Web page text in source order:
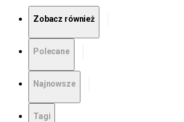
Zobacz również
Polecane
Najnowsze
Tagi